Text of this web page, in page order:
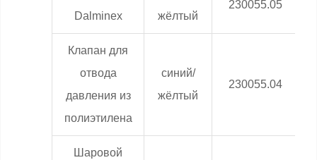
Dalminex жёлтый
230055.05
Клапан для
отвода
давления из
полиэтилена
синий/
жёлтый
230055.04
Шаровой